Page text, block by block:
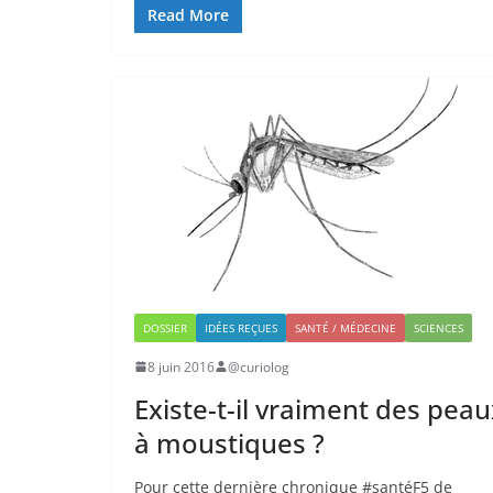
Read More
DOSSIER IDÉES REÇUES SANTÉ / MÉDECINE SCIENCES
8 juin 2016 @curiolog
Existe-t-il vraiment des
à moustiques ?
Pour cette dernière chronique #santéF5 de